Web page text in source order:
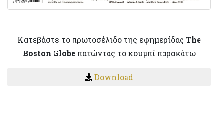
Κατεβάστε το πρωτοσέλιδο της εφημερίδας The
Boston Globeπατώντας το κουμπί παρακάτω
Download